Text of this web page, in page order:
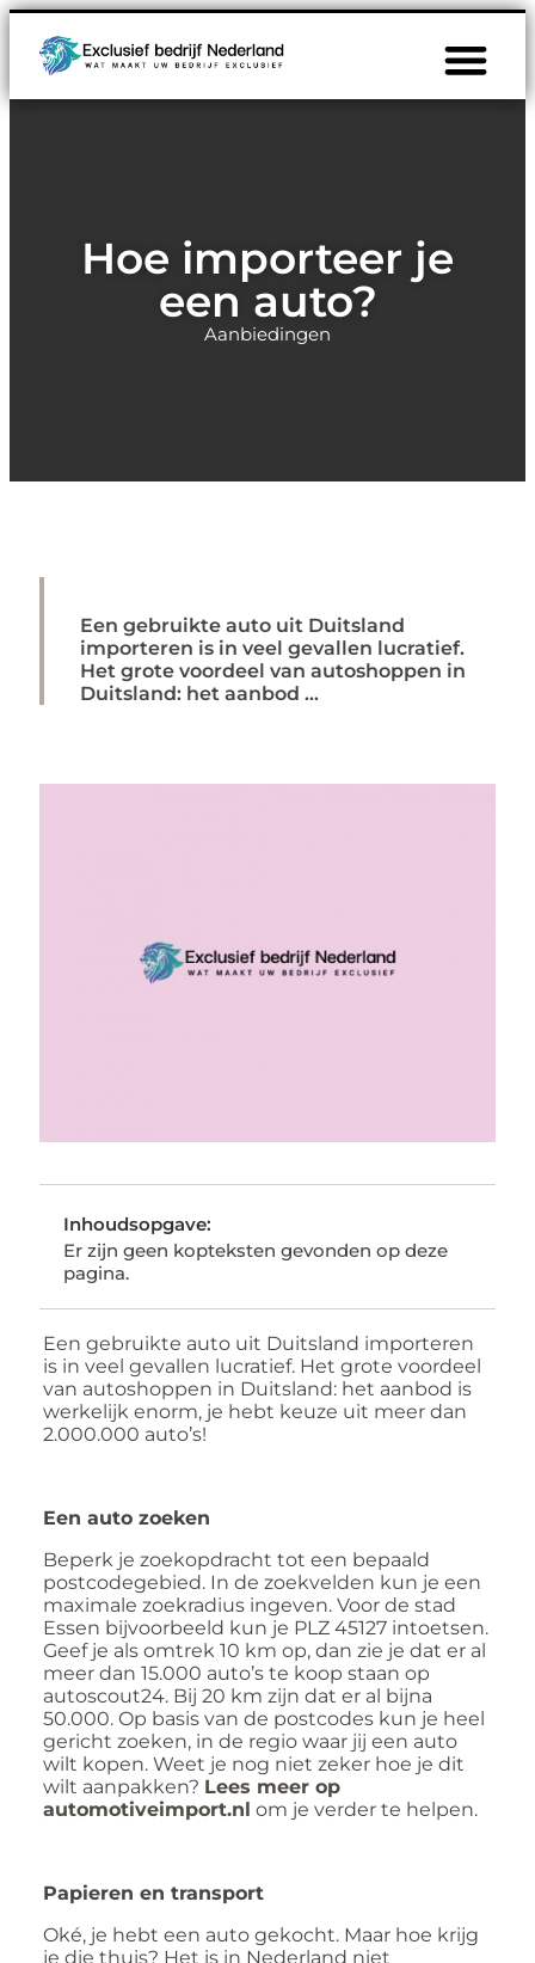
Hoe importeer je
een auto?
Aanbiedingen
Een gebruikte auto uit Duitsland
importeren is in veel gevallen lucratief.
Het grote voordeel van autoshoppen in
Duitsland: het aanbod ...
Inhoudsopgave:
Er zijn geen kopteksten gevonden op deze
pagina.
Een gebruikte auto uit Duitsland importeren
is in veel gevallen lucratief. Het grote voordeel
van autoshoppen in Duitsland: het aanbod is
werkelijk enorm, je hebt keuze uit meer dan
2.000.000 auto’s!
Een auto zoeken
Beperk je zoekopdracht tot een bepaald
postcodegebied. In de zoekvelden kun je een
maximale zoekradius ingeven. Voor de stad
Essen bijvoorbeeld kun je PLZ 45127 intoetsen.
Geef je als omtrek 10 km op, dan zie je dat er al
meer dan 15.000 auto’s te koop staan op
autoscout24. Bij 20 km zijn dat er al bijna
50.000. Op basis van de postcodes kun je heel
gericht zoeken, in de regio waar jij een auto
wilt kopen. Weet je nog niet zeker hoe je dit
wilt aanpakken? Lees meer op
automotiveimport.nl om je verder te helpen.
Papieren en transport
Oké, je hebt een auto gekocht. Maar hoe krijg
je die thuis? Het is in Nederland niet